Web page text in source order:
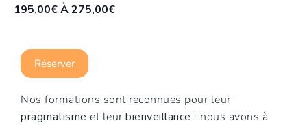
195,00€ À 275,00€
Réserver
Nos formations sont reconnues pour leur
pragmatisme et leurbienveillance : nous avons à